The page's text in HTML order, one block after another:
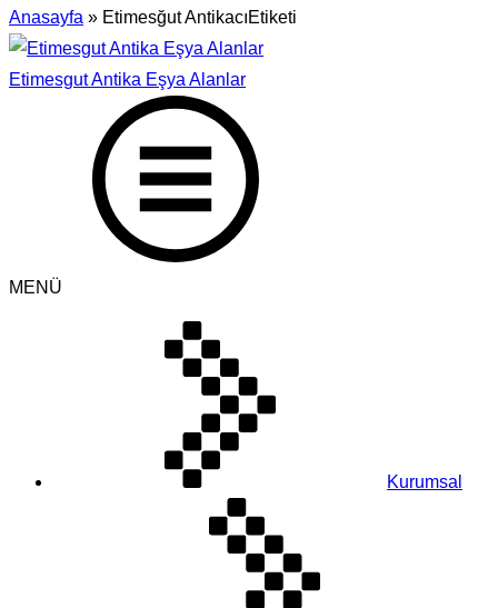
Anasayfa » Etimesğut AntikacıEtiketi
Etimesgut Antika Eşya Alanlar
MENÜ
Kurumsal